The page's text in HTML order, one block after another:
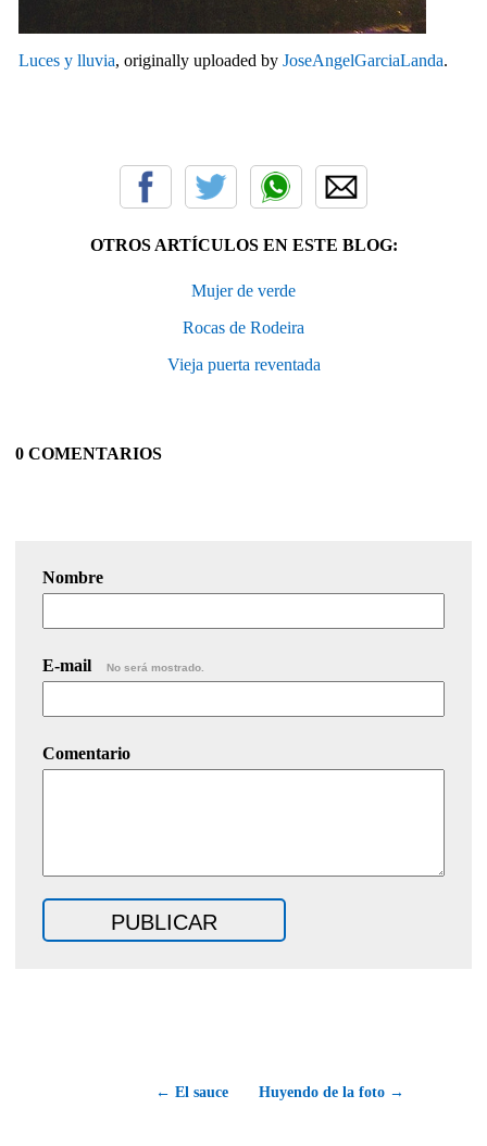
Luces y lluvia, originally uploaded by JoseAngelGarciaLanda.
OTROS ARTÍCULOS EN ESTE BLOG:
Mujer de verde
Rocas de Rodeira
Vieja puerta reventada
0 COMENTARIOS
Nombre
E-mail No será mostrado.
Comentario
← El sauce Huyendo de la foto →